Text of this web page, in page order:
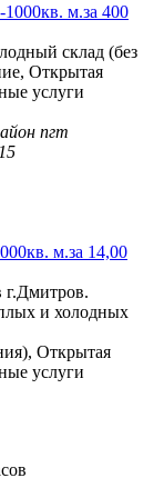
1000кв. м.за 400
склад (без
Открытая
услуги
пгт
м.за 14,00
г.Дмитров.
и холодных
Открытая
услуги